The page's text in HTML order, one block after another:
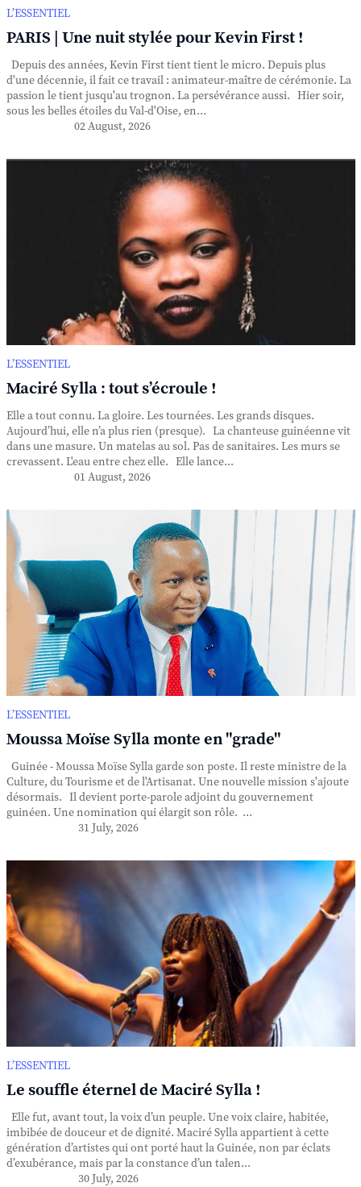
L’ESSENTIEL
PARIS | Une nuit stylée pour Kevin First !
Depuis des années, Kevin First tient tient le micro. Depuis plus
d'une décennie, il fait ce travail : animateur-maître de cérémonie. La
passion le tient jusqu'au trognon. La persévérance aussi. Hier soir,
sous les belles étoiles du Val-d'Oise, en...
02 August, 2026
L’ESSENTIEL
Maciré Sylla : tout s’écroule !
Elle a tout connu. La gloire. Les tournées. Les grands disques.
Aujourd’hui, elle n’a plus rien (presque). La chanteuse guinéenne vit
dans une masure. Un matelas au sol. Pas de sanitaires. Les murs se
crevassent. L'eau entre chez elle. Elle lance...
01 August, 2026
L’ESSENTIEL
Moussa Moïse Sylla monte en "grade"
Guinée - Moussa Moïse Sylla garde son poste. Il reste ministre de la
Culture, du Tourisme et de l'Artisanat. Une nouvelle mission s'ajoute
désormais. Il devient porte-parole adjoint du gouvernement
guinéen. Une nomination qui élargit son rôle. ...
31 July, 2026
L’ESSENTIEL
Le souffle éternel de Maciré Sylla !
Elle fut, avant tout, la voix d’un peuple. Une voix claire, habitée,
imbibée de douceur et de dignité. Maciré Sylla appartient à cette
génération d’artistes qui ont porté haut la Guinée, non par éclats
d’exubérance, mais par la constance d’un talen...
30 July, 2026